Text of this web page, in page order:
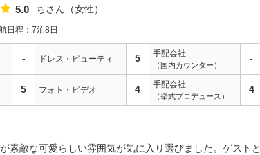
点数
5.0 ちさん 女性
日程：7泊8日
- ドレス・ビューティ 5 手配会社
（国内カウンター）
-
5 フォト・ビデオ 4 手配会社
（挙式プロデュース）
4
素敵な可愛らしい雰囲気が気に入り選びました。ゲストと